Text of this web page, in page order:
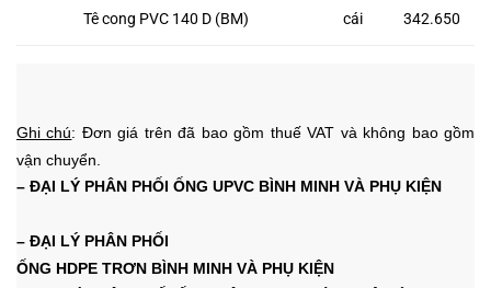
Tê cong PVC 140 D (BM) cái 342.650
Ghi chú: Đơn giá trên đã bao gồm thuế VAT và không bao gồm
vận chuyển.
– ĐẠI LÝ PHÂN PHỐI ỐNG UPVC BÌNH MINH VÀ PHỤ KIỆN
– ĐẠI LÝ PHÂN PHỐI
ỐNG HDPE TRƠN BÌNH MINH VÀ PHỤ KIỆN